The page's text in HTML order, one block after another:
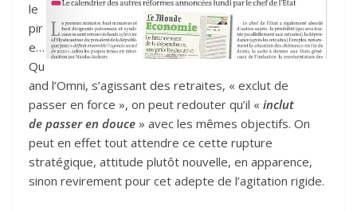
le
pir
e…
Qu
and l’Omni, s’agissant des retraites, « exclut de
passer en force », on peut redouter qu’il « inclut
de passer en douce » avec les mêmes objectifs. On
peut en effet tout attendre ce cette rupture
stratégique, attitude plutôt nouvelle, en apparence,
sinon revirement pour cet adepte de l’agitation rigide.